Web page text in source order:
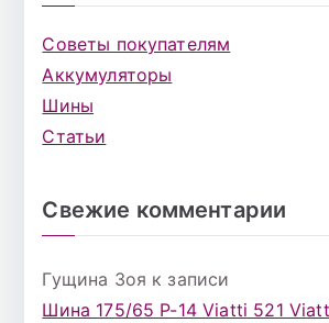
Советы покупателям
Аккумуляторы
Шины
Статьи
Свежие комментарии
Гущина Зоя к записи
Шина 175/65 Р-14 Viatti 521